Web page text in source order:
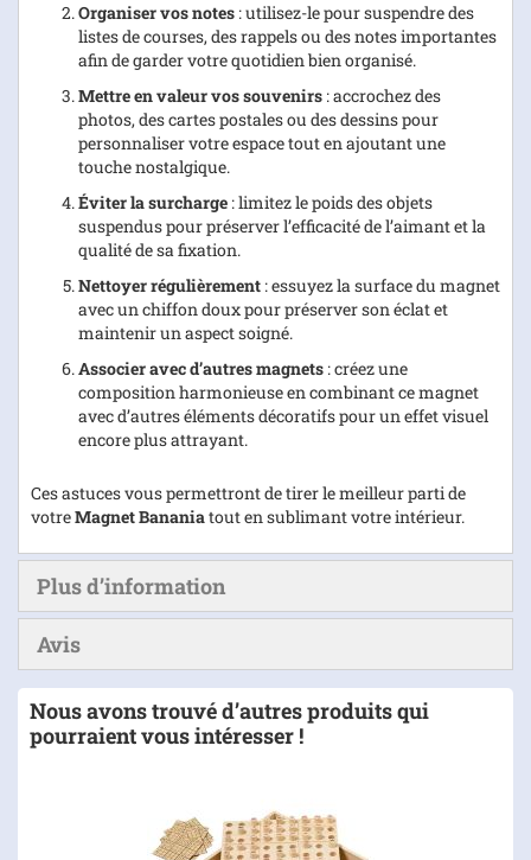
Organiser vos notes : utilisez-le pour suspendre des
listes de courses, des rappels ou des notes importantes
afin de garder votre quotidien bien organisé.
Mettre en valeur vos souvenirs : accrochez des
photos, des cartes postales ou des dessins pour
personnaliser votre espace tout en ajoutant une
touche nostalgique.
Éviter la surcharge : limitez le poids des objets
suspendus pour préserver l’efficacité de l’aimant et la
qualité de sa fixation.
Nettoyer régulièrement : essuyez la surface du magnet
avec un chiffon doux pour préserver son éclat et
maintenir un aspect soigné.
Associer avec d’autres magnets : créez une
composition harmonieuse en combinant ce magnet
avec d’autres éléments décoratifs pour un effet visuel
encore plus attrayant.
Ces astuces vous permettront de tirer le meilleur parti de
votreMagnet Bananiatout en sublimant votre intérieur.
Plus d’information
Avis
Nous avons trouvé d’autres produits qui
pourraient vous intéresser !